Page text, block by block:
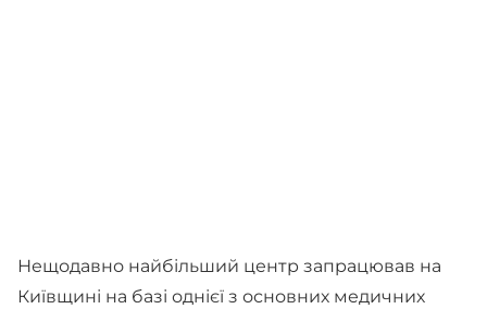
Нещодавно найбільший центр запрацював на
Київщині на базі однієї з основних медичних